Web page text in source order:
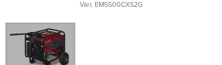
Väri: EM5500CXS2G